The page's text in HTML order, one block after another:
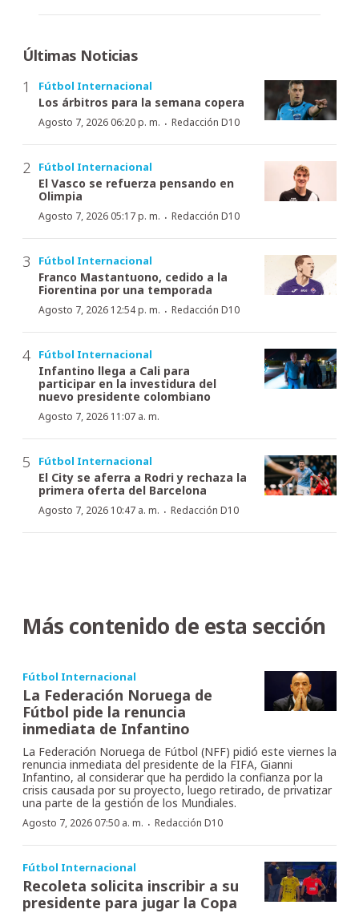
Últimas Noticias
Fútbol Internacional
Los árbitros para la semana copera
Agosto 7, 2026 06:20 p. m. · Redacción D10
Fútbol Internacional
El Vasco se refuerza pensando en
Olimpia
Agosto 7, 2026 05:17 p. m. · Redacción D10
Fútbol Internacional
Franco Mastantuono, cedido a la
Fiorentina por una temporada
Agosto 7, 2026 12:54 p. m. · Redacción D10
Fútbol Internacional
Infantino llega a Cali para
participar en la investidura del
nuevo presidente colombiano
Agosto 7, 2026 11:07 a. m.
Fútbol Internacional
El City se aferra a Rodri y rechaza la
primera oferta del Barcelona
Agosto 7, 2026 10:47 a. m. · Redacción D10
Más contenido de esta sección
Fútbol Internacional
La Federación Noruega de
Fútbol pide la renuncia
inmediata de Infantino
La Federación Noruega de Fútbol (NFF) pidió este viernes la
renuncia inmediata del presidente de la FIFA, Gianni
Infantino, al considerar que ha perdido la confianza por la
crisis causada por su proyecto, luego retirado, de privatizar
una parte de la gestión de los Mundiales.
Agosto 7, 2026 07:50 a. m. · Redacción D10
Fútbol Internacional
Recoleta solicita inscribir a su
presidente para jugar la Copa